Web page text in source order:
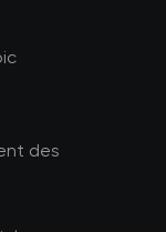
des